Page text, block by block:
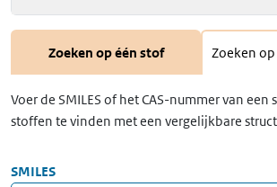
Zoeken op één stof Zoeken
Voer de SMILES of het CAS-nummer van een
stoffen te vinden met een vergelijkbare
SMILES